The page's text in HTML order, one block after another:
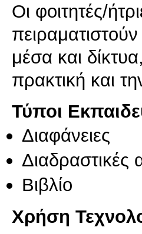
Οι φοιτητές/
μέσα και
πρακτική και
Τύποι
Διαφάνειες
Διαδραστικές
Βιβλίο
Χρήση